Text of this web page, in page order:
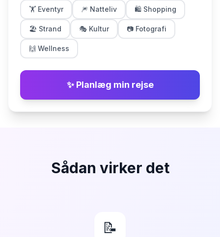
🏋 Eventyr 🎆 Natteliv 🛍 Shopping
🏖 Strand 🎭 Kultur 📷 Fotografi
🙌 Wellness
✨ Planlæg min rejse
Sådan virker det
📝